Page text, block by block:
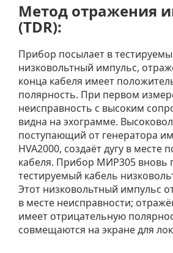
Метод отражения
(TDR):
Прибор посылает в
низковольтный импульс,
конца кабеля имеет
полярность. При первом
неисправность с высоким
видна на эхограмме.
поступающий от генератора
HVA2000, создаёт дугу в месте
кабеля. Прибор МИР305 вновь
тестируемый кабель
Этот низковольтный импульс
в месте неисправности;
имеет отрицательную
совмещаются на экране для